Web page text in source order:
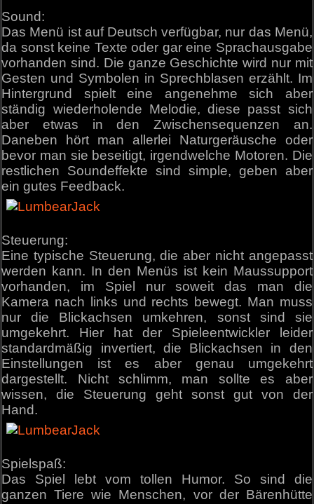
Sound:
Das Menü ist auf Deutsch verfügbar, nur das Menü,
da sonst keine Texte oder gar eine Sprachausgabe
vorhanden sind. Die ganze Geschichte wird nur mit
Gesten und Symbolen in Sprechblasen erzählt. Im
Hintergrund spielt eine angenehme sich aber
ständig wiederholende Melodie, diese passt sich
aber etwas in den Zwischensequenzen an.
Daneben hört man allerlei Naturgeräusche oder
bevor man sie beseitigt, irgendwelche Motoren. Die
restlichen Soundeffekte sind simple, geben aber
ein gutes Feedback.
Steuerung:
Eine typische Steuerung, die aber nicht angepasst
werden kann. In den Menüs ist kein Maussupport
vorhanden, im Spiel nur soweit das man die
Kamera nach links und rechts bewegt. Man muss
nur die Blickachsen umkehren, sonst sind sie
umgekehrt. Hier hat der Spieleentwickler leider
standardmäßig invertiert, die Blickachsen in den
Einstellungen ist es aber genau umgekehrt
dargestellt. Nicht schlimm, man sollte es aber
wissen, die Steuerung geht sonst gut von der
Hand.
Spielspaß:
Das Spiel lebt vom tollen Humor. So sind die
ganzen Tiere wie Menschen, vor der Bärenhütte